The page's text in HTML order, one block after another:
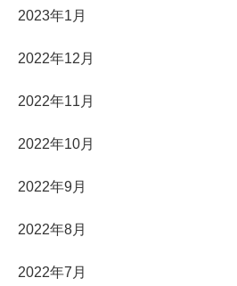
2023年1月
2022年12月
2022年11月
2022年10月
2022年9月
2022年8月
2022年7月